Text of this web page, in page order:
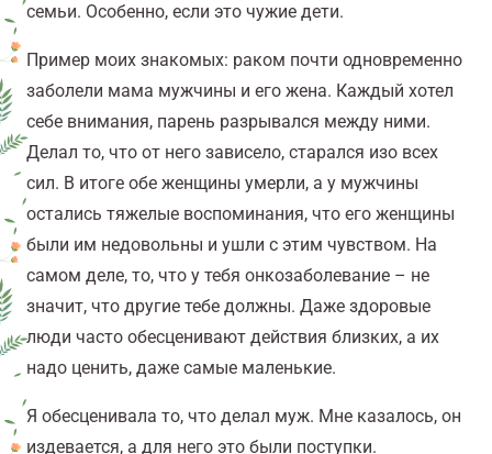
семьи. Особенно, если это чужие дети.
Пример моих знакомых: раком почти одновременно
заболели мама мужчины и его жена. Каждый хотел
себе внимания, парень разрывался между ними.
Делал то, что от него зависело, старался изо всех
сил. В итоге обе женщины умерли, а у мужчины
остались тяжелые воспоминания, что его женщины
были им недовольны и ушли с этим чувством. На
самом деле, то, что у тебя онкозаболевание – не
значит, что другие тебе должны. Даже здоровые
люди часто обесценивают действия близких, а их
надо ценить, даже самые маленькие.
Я обесценивала то, что делал муж. Мне казалось, он
издевается, а для него это были поступки.